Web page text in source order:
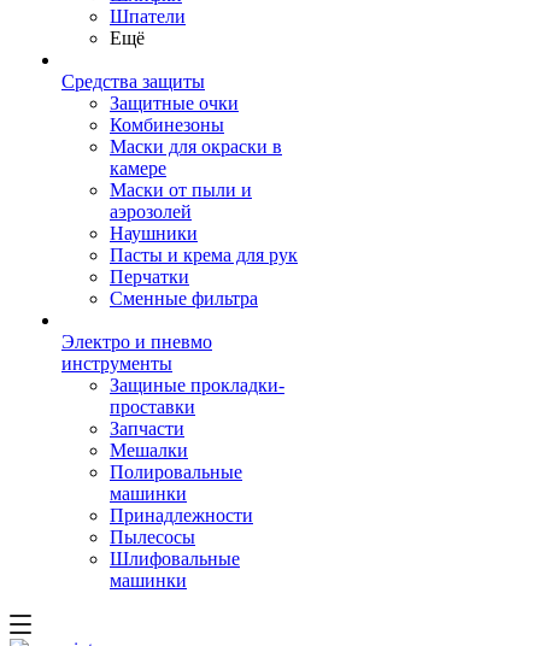
Шпатели
Ещё
Средства защиты
Защитные очки
Комбинезоны
Маски для окраски в
камере
Маски от пыли и
аэрозолей
Наушники
Пасты и крема для рук
Перчатки
Сменные фильтра
Электро и пневмо
инструменты
Защиные прокладки-
проставки
Запчасти
Мешалки
Полировальные
машинки
Принадлежности
Пылесосы
Шлифовальные
машинки